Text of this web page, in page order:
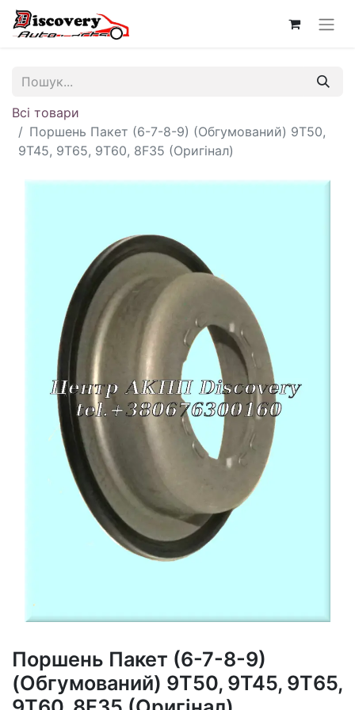
Всі товари
Поршень Пакет (6-7-8-9) (Обгумований) 9T50,
9T45, 9T65, 9T60, 8F35 (Оригінал)
Поршень Пакет (6-7-8-9)
(Обгумований) 9T50, 9T45, 9T65,